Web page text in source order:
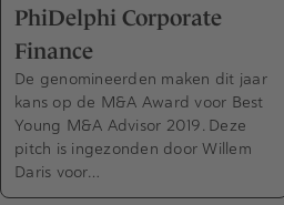
PhiDelphi Corporate
Finance
De genomineerden maken dit jaar
kans op de M&A Award voor Best
Young M&A Advisor 2019. Deze
pitch is ingezonden door Willem
Daris voor…